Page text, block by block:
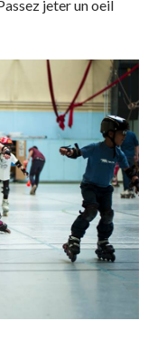
jeter un oeil